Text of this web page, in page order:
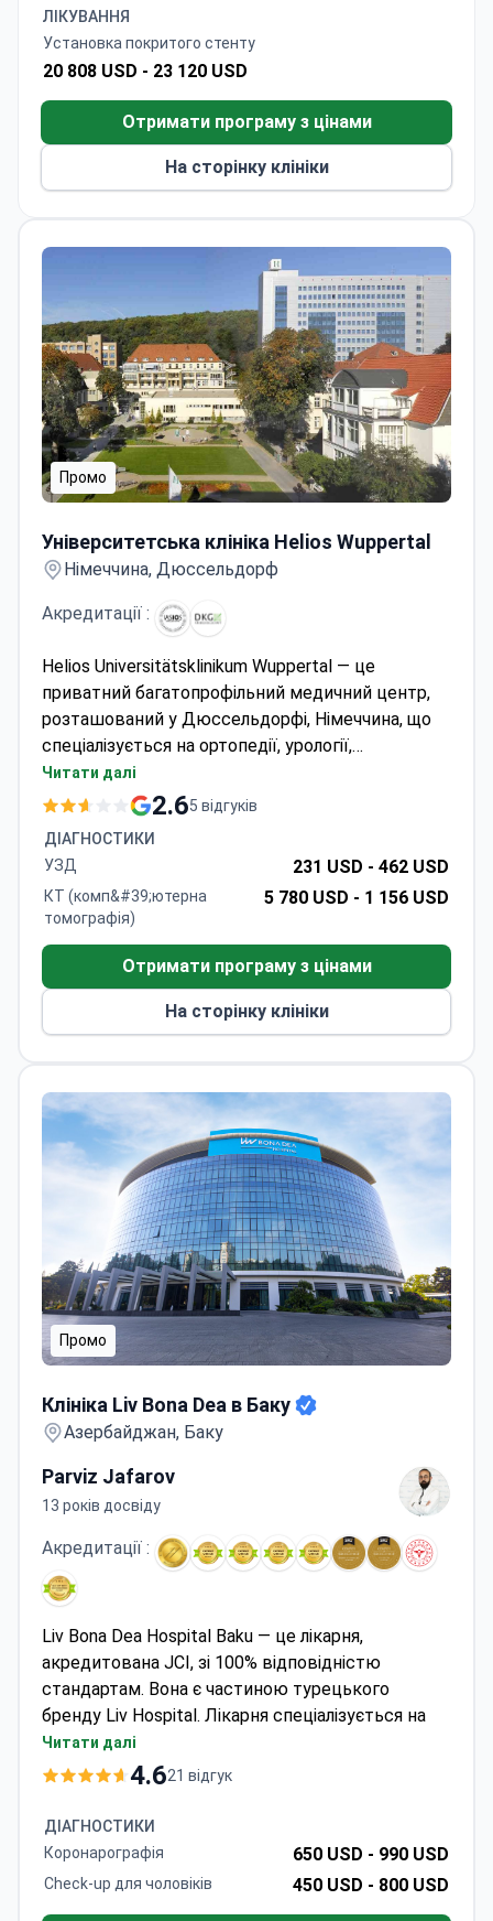
перекладача. Раніше доктор Руйра очолював
Інститут серця Текнон і є провідним світовим
фахівцем з операції Росса.
ЛІКУВАННЯ
Установка покритого стенту
20 808 USD - 23 120 USD
Отримати програму з цінами
На сторінку клініки
Промо
Університетська клініка Helios Wuppertal
Німеччина, Дюссельдорф
Акредитації :
Helios Universitätsklinikum Wuppertal — це
приватний багатопрофільний медичний центр,
розташований у Дюссельдорфі, Німеччина, що
спеціалізується на ортопедії, урології,
кардіохірургії та загальній хірургії. Лікарня
обслуговує як дорослих, так і дітей, і щороку її
її відвідують пацієнти з країн СНД, Балкан та
держав Ліги арабських держав.
Читати далі
2.65 відгуків
ДІАГНОСТИКИ
УЗД
231 USD - 462 USD
КТ (комп&#39;ютерна
томографія)
5 780 USD - 1 156 USD
Отримати програму з цінами
На сторінку клініки
Промо
Клініка Liv Bona Dea в Баку
Азербайджан, Баку
Parviz Jafarov
13 років досвіду
Акредитації :
Liv Bona Dea Hospital Baku — це лікарня,
акредитована JCI, зі 100% відповідністю
стандартам. Вона є частиною турецького
бренду Liv Hospital. Лікарня спеціалізується на
кардіохірургії, пластичній хірургії,
трансплантології та медичних чекапах.
Має статус Центру передового досвіду в
баріатричній хірургії та Центру передового
досвіду в колоректальній хірургії.
Читати далі
4.621 відгук
ДІАГНОСТИКИ
Коронарографія
650 USD - 990 USD
Check-up для чоловіків 450 USD - 800 USD